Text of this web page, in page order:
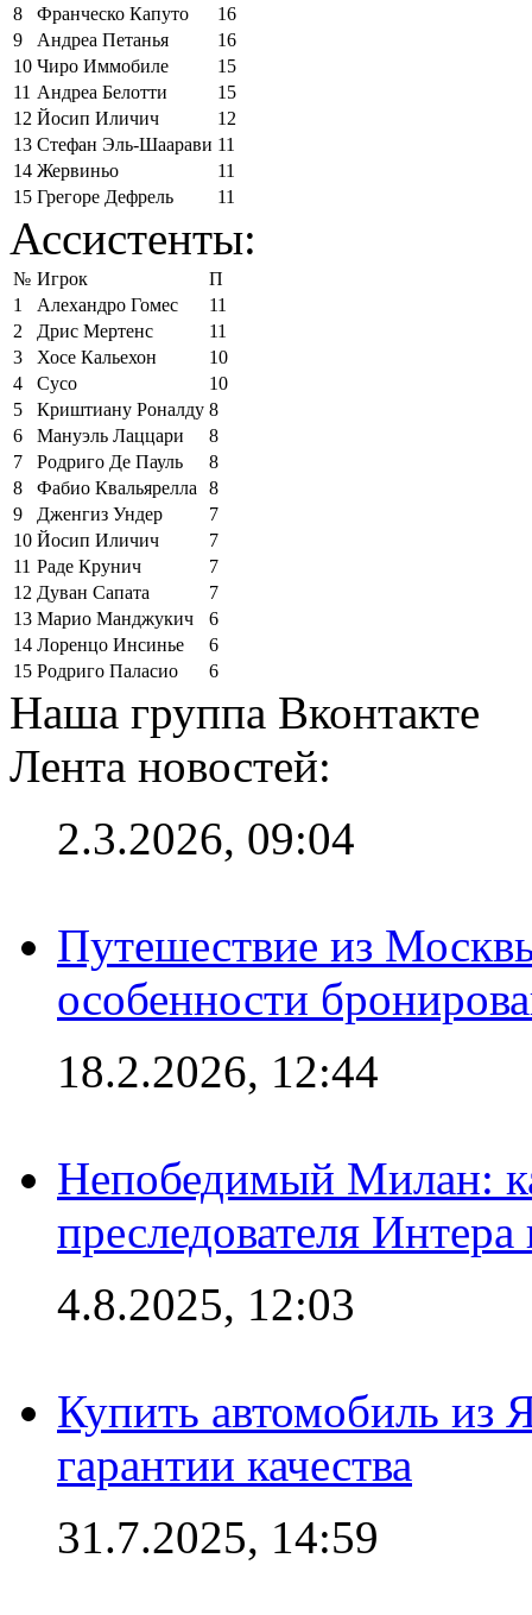
8
Франческо Капуто
16
9
Андреа Петанья
16
10 Чиро Иммобиле
15
11 Андреа Белотти
15
12 Йосип Иличич
12
13 Стефан Эль-Шаарави 11
14 Жервиньо
11
15 Грегоре Дефрель 11
Ассистенты:
№ Игрок
П
1
Алехандро Гомес
11
2
Дрис Мертенс
11
3
Хосе Кальехон
10
4
Сусо
10
5
Криштиану Роналду 8
6
Мануэль Лаццари
8
7
Родриго Де Пауль
8
8
Фабио Квальярелла
8
9
Дженгиз Ундер
7
10 Йосип Иличич
7
11 Раде Крунич
7
12 Дуван Сапата
7
13 Марио Манджукич
6
14 Лоренцо Инсинье
6
15 Родриго Паласио 6
Наша группа Вконтакте
Лента новостей:
2.3.2026, 09:04
Путешествие из
особенности
18.2.2026, 12:44
Непобедимый Милан:
преследователя
4.8.2025, 12:03
Купить автомобиль из
гарантии качества
31.7.2025, 14:59